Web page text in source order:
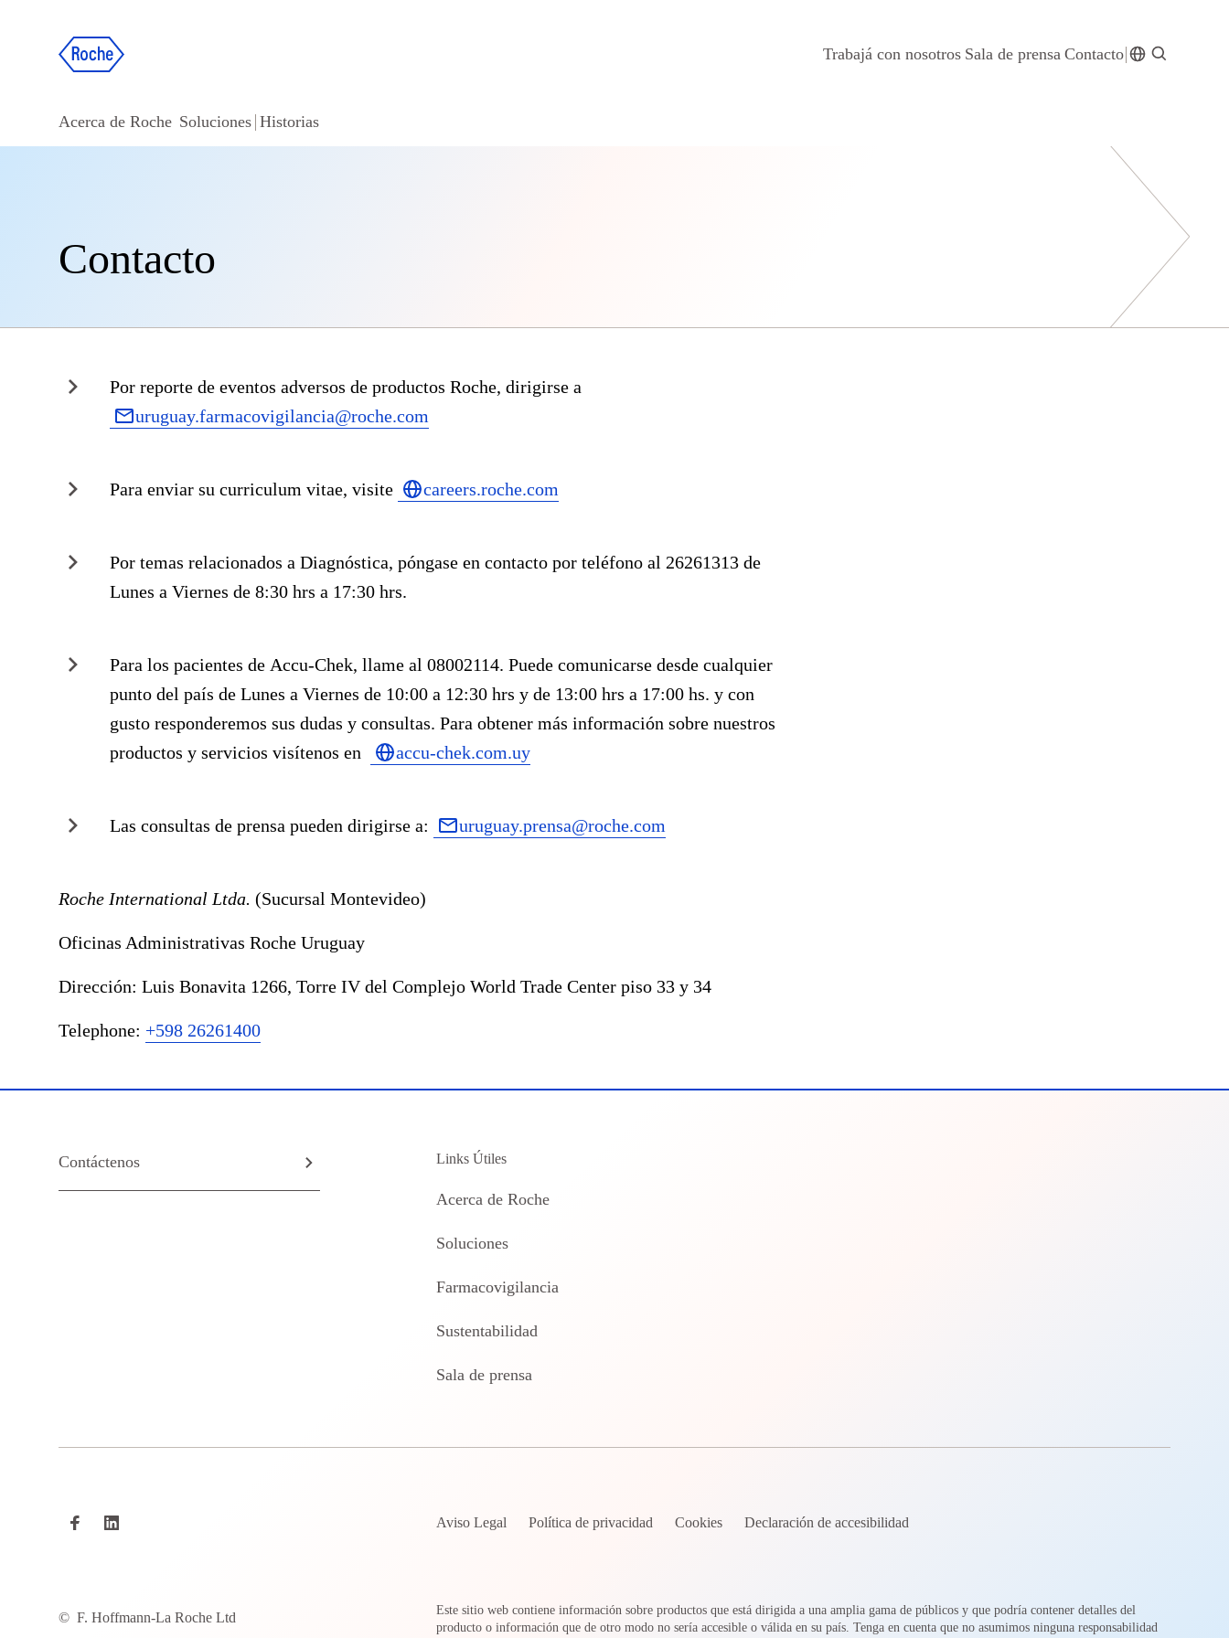
Trabajá con nosotros Sala de prensa Contacto
Acerca de Roche Soluciones Historias
Contacto
Por reporte de eventos adversos de productos Roche, dirigirse a
uruguay.farmacovigilancia@roche.com
Para enviar su curriculum vitae, visite careers.roche.com
Por temas relacionados a Diagnóstica, póngase en contacto por teléfono al 26261313 de
Lunes a Viernes de 8:30 hrs a 17:30 hrs.
Para los pacientes de Accu-Chek, llame al 08002114. Puede comunicarse desde cualquier
punto del país de Lunes a Viernes de 10:00 a 12:30 hrs y de 13:00 hrs a 17:00 hs. y con
gusto responderemos sus dudas y consultas. Para obtener más información sobre nuestros
productos y servicios visítenos en
accu-chek.com.uy
Las consultas de prensa pueden dirigirse a: uruguay.prensa@roche.com
Roche International Ltda. (Sucursal Montevideo)
Oficinas Administrativas Roche Uruguay
Dirección: Luis Bonavita 1266, Torre IV del Complejo World Trade Center piso 33 y 34
Telephone: +598 26261400
Contáctenos Links Útiles
Acerca de Roche
Soluciones
Farmacovigilancia
Sustentabilidad
Sala de prensa
Aviso Legal Política de privacidad Cookies Declaración de accesibilidad
© F. Hoffmann-La Roche Ltd
Este sitio web contiene información sobre productos que está dirigida a una amplia gama de públicos y que podría contener detalles del
producto o información que de otro modo no sería accesible o válida en su país. Tenga en cuenta que no asumimos ninguna responsabilidad